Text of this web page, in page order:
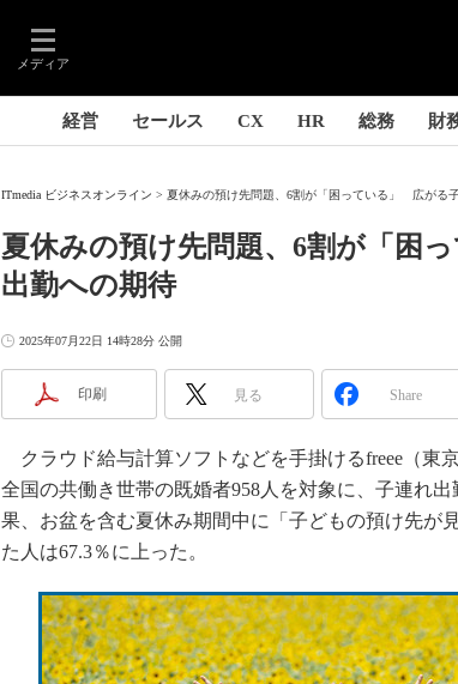
メディア
経営 セールス CX HR 総務 財
ITmedia ビジネスオンライン 夏休みの預け先問題、6割が「困っている」 広がる子
夏休みの預け先問題、6割が「困
出勤への期待
2025年07月22日 14時28分 公開
印刷 見る Share
クラウド給与計算ソフトなどを手掛けるfreee（東
全国の共働き世帯の既婚者958人を対象に、子連れ
果、お盆を含む夏休み期間中に「子どもの預け先が
た人は67.3％に上った。